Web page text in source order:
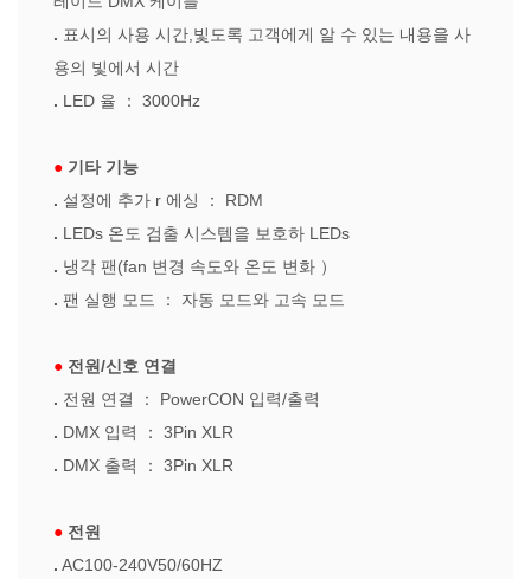
. 표시의 사용 시간,빛도록 고객에게 알 수 있는 내용을 사
용의 빛에서 시간
. LED 율 ： 3000Hz
● 기타 기능
. 설정에 추가 r 에싱 ：
RDM
. LEDs 온도 검출 시스템을 보호하 LEDs
. 냉각 팬(fan 변경 속도와 온도 변화 ）
. 팬 실행 모드 ： 자동 모드와 고속 모드
● 전원/신호 연결
. 전원 연결 ：
PowerCON 입력/출력
. DMX 입력 ：
3Pin XLR
. DMX 출력 ： 3Pin XLR
● 전원
. AC100-240V50/60HZ